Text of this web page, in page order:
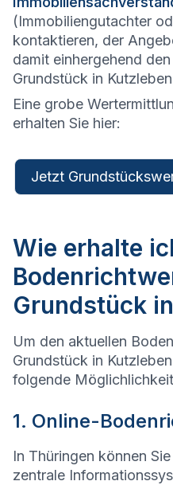
(Immobiliengutachter
kontaktieren, der
damit einhergehend
Grundstück in
Eine grobe
erhalten Sie hier:
Jetzt
Wie erhalte
Grundstück
Um den aktuellen
Grundstück in
folgende
1. Online-
In Thüringen können
zentrale